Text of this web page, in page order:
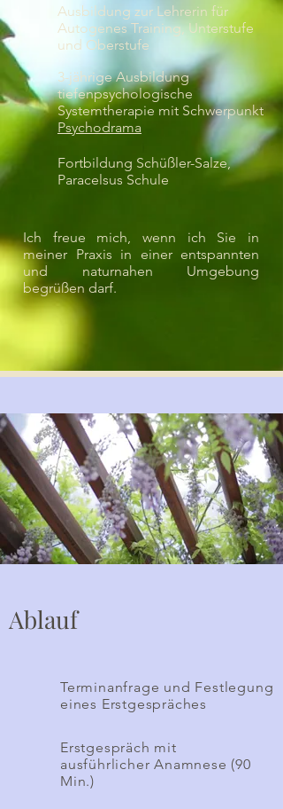
Ausbildung zur Lehrerin für
Autogenes Training, Unterstufe
und Oberstufe
3-jährige Ausbildung
tiefenpsychologische
Systemtherapie mit Schwerpunkt
Psychodrama
Fortbildung Schüßler-Salze,
Paracelsus Schule
Ich freue mich, wenn ich Sie in
meiner Praxis in einer entspannten
und naturnahen Umgebung
begrüßen darf.
Ablauf
Terminanfrage und Festlegung
eines Erstgespräches
Erstgespräch mit
ausführlicher Anamnese (90
Min.)